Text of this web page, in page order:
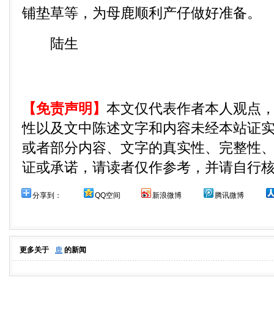
铺垫草等，为母鹿顺利产仔做好准备。
陆生
【免责声明】 本文仅代表作者本人观点
性以及文中陈述文字和内容未经本站证
或者部分内容、文字的真实性、完整性
证或承诺，请读者仅作参考，并请自行
分享到： QQ空间 新浪微博 腾讯微博
更多关于 鹿 的新闻